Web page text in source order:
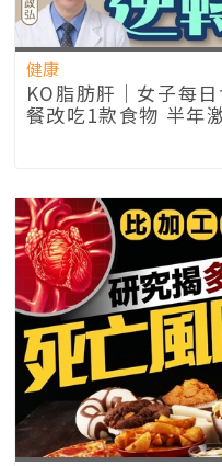
健康
KO脂肪肝｜女子每
餐改吃1款食物 半年